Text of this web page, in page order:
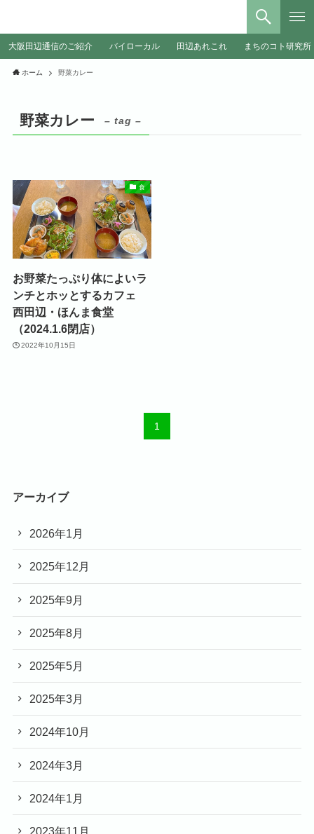
大阪田辺通信のご紹介 バイローカル 田辺あれこれ まちのコト研究所
ホーム 野菜カレー
野菜カレー – tag –
食
お野菜たっぷり体によいラ
ンチとホッとするカフェ
西田辺・ほんま食堂
（2024.1.6閉店）
2022年10月15日
1
アーカイブ
2026年1月
2025年12月
2025年9月
2025年8月
2025年5月
2025年3月
2024年10月
2024年3月
2024年1月
2023年11月